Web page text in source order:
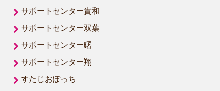
サポートセンター貴和
サポートセンター双葉
サポートセンター曙
サポートセンター翔
すたじおぽっち